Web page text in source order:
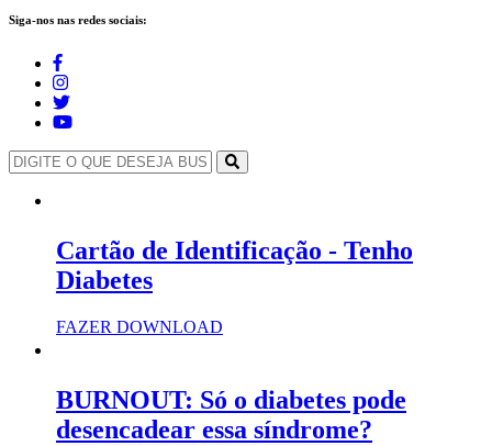
Siga-nos nas redes sociais:
Cartão de Identificação - Tenho
Diabetes
FAZER DOWNLOAD
BURNOUT: Só o diabetes pode
desencadear essa síndrome?